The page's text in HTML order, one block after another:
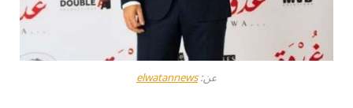
عن:elwatannews